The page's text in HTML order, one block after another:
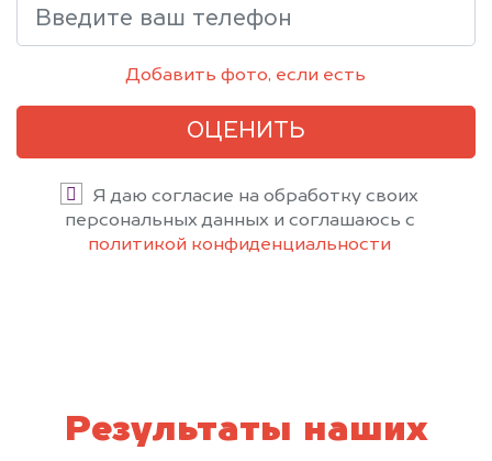
Добавить фото, если есть
ОЦЕНИТЬ
Я даю согласие на обработку своих
персональных данных и соглашаюсь с
политикой конфиденциальности
Результаты наших